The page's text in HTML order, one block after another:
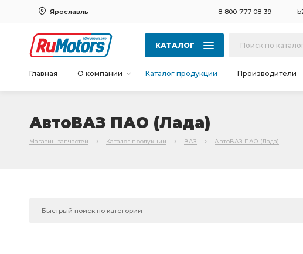
Ярославль 8-800-777-08-39
КАТАЛОГ
Главная О компании Каталог продукции Производители
АвтоВАЗ ПАО (Лада)
Магазин запчастей Каталог продукции ВАЗ АвтоВАЗ ПАО (Лада)